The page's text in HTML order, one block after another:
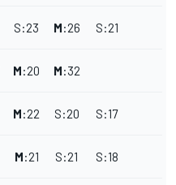
S:23 M:26 S:21
M:20 M:32
M:22 S:20 S:17
M:21 S:21 S:18